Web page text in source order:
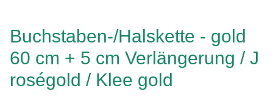
Buchstaben-/Halskette - gold
60 cm + 5 cm Verlängerung / J
roségold / Klee gold